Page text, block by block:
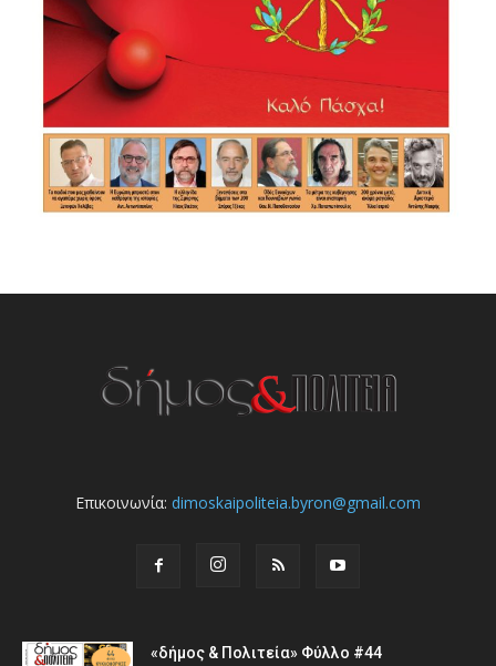
Επικοινωνία: dimoskaipoliteia.byron@gmail.com
«δήμος & Πολιτεία» Φύλλο #44